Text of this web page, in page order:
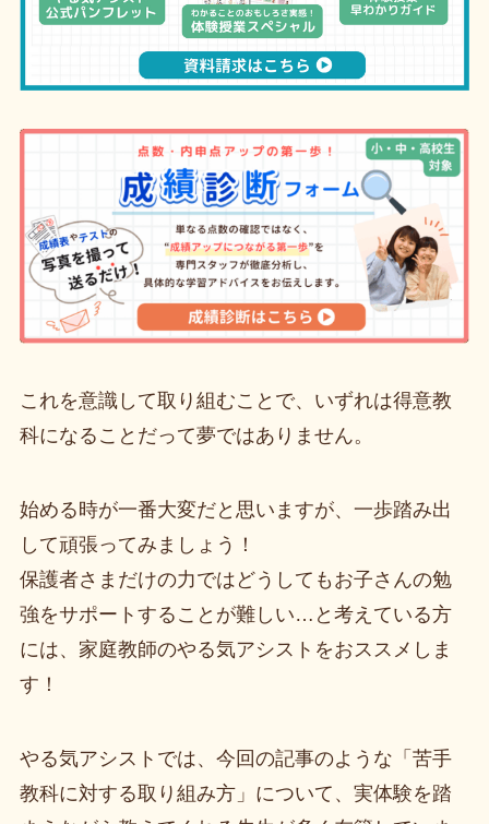
これを意識して取り組むことで、いずれは得意教
科になることだって夢ではありません。
始める時が一番大変だと思いますが、一歩踏み出
して頑張ってみましょう！
保護者さまだけの力ではどうしてもお子さんの勉
強をサポートすることが難しい…と考えている方
には、家庭教師のやる気アシストをおススメしま
す！
やる気アシストでは、今回の記事のような「苦手
教科に対する取り組み方」について、実体験を踏